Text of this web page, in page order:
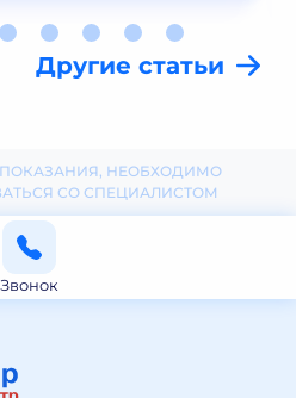
Другие статьи
НЕОБХОДИМО
СО СПЕЦИАЛИСТОМ
Звонок